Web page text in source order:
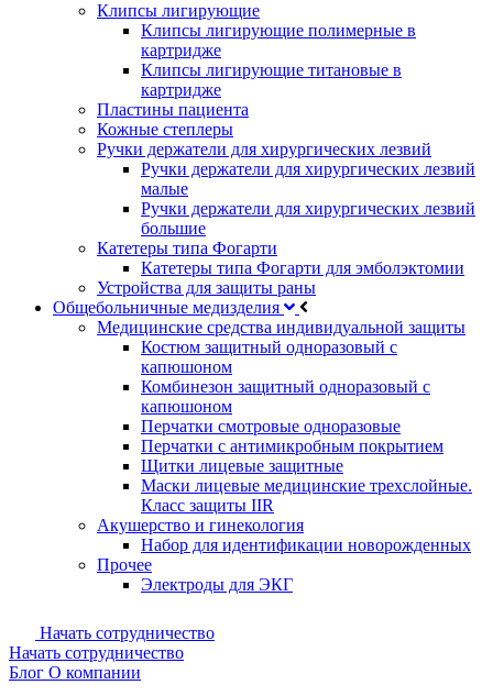
Клипсы лигирующие
Клипсы лигирующие полимерные в
картридже
Клипсы лигирующие титановые в
картридже
Пластины пациента
Кожные степлеры
Ручки держатели для хирургических лезвий
Ручки держатели для хирургических лезвий
малые
Ручки держатели для хирургических лезвий
большие
Катетеры типа Фогарти
Катетеры типа Фогарти для эмболэктомии
Устройства для защиты раны
Общебольничные медизделия
Медицинские средства индивидуальной защиты
Костюм защитный одноразовый с
капюшоном
Комбинезон защитный одноразовый с
капюшоном
Перчатки смотровые одноразовые
Перчатки с антимикробным покрытием
Щитки лицевые защитные
Маски лицевые медицинские трехслойные.
Класс защиты IIR
Акушерство и гинекология
Набор для идентификации новорожденных
Прочее
Электроды для ЭКГ
Начать сотрудничество
Начать сотрудничество
Блог О компании